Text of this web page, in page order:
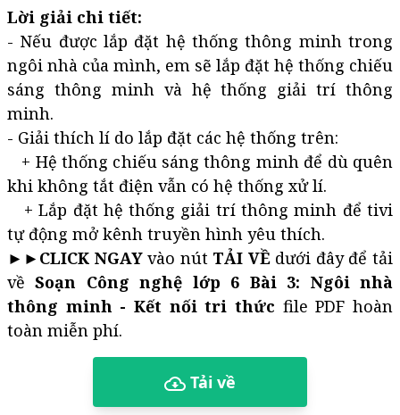
Lời giải chi tiết:
- Nếu được lắp đặt hệ thống thông minh trong
ngôi nhà của mình, em sẽ lắp đặt hệ thống chiếu
sáng thông minh và hệ thống giải trí thông
minh.
- Giải thích lí do lắp đặt các hệ thống trên:
+ Hệ thống chiếu sáng thông minh để dù quên
khi không tắt điện vẫn có hệ thống xử lí.
+ Lắp đặt hệ thống giải trí thông minh để tivi
tự động mở kênh truyền hình yêu thích.
►► CLICK NGAYvào nút TẢI VỀdưới đây để tải
vềSoạn Công nghệ lớp 6 Bài 3: Ngôi nhà
thông minh - Kết nối tri thức file PDF hoàn
toàn miễn phí.
Tải về